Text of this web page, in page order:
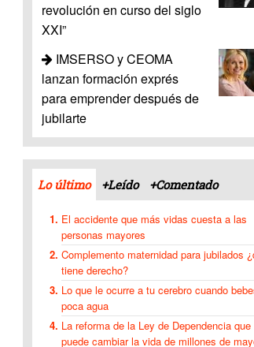
revolución en curso del siglo
XXI”
IMSERSO y CEOMA
lanzan formación exprés
para emprender después de
jubilarte
Lo último +Leído +Comentado
El accidente que más vidas cuesta a las
personas mayores
Complemento maternidad para jubilados
tiene derecho?
Lo que le ocurre a tu cerebro cuando
poca agua
La reforma de la Ley de Dependencia que
puede cambiar la vida de millones de